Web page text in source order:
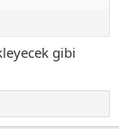
gibi